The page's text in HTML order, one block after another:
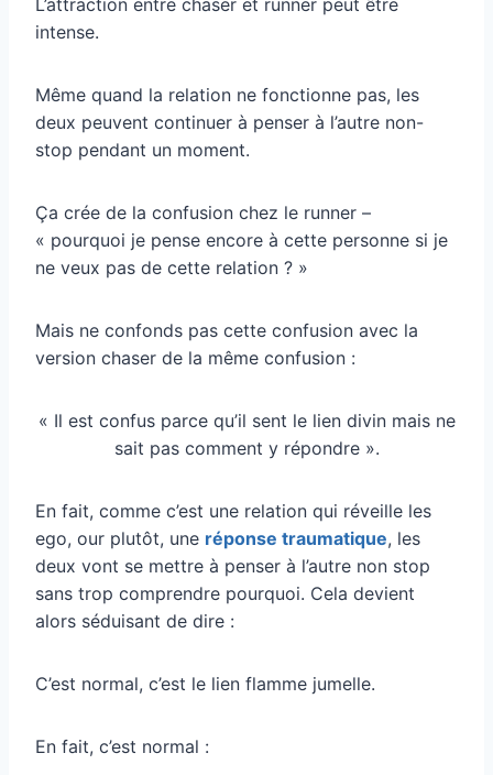
intense.
Même quand la relation ne fonctionne pas, les
deux peuvent continuer à penser à l’autre non-
stop pendant un moment.
Ça crée de la confusion chez le runner –
« pourquoi je pense encore à cette personne si je
ne veux pas de cette relation ? »
Mais ne confonds pas cette confusion avec la
version chaser de la même confusion :
« Il est confus parce qu’il sent le lien divin mais ne
sait pas comment y répondre ».
En fait, comme c’est une relation qui réveille les
ego, our plutôt, une réponse traumatique, les
deux vont se mettre à penser à l’autre non stop
sans trop comprendre pourquoi. Cela devient
alors séduisant de dire :
C’est normal, c’est le lien flamme jumelle.
En fait, c’est normal :